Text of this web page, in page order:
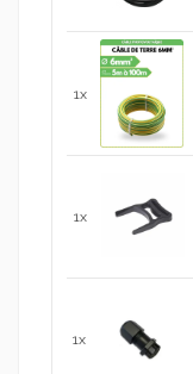
1x
1x
1x